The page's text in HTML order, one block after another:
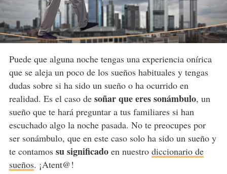
Puede que alguna noche tengas una experiencia onírica
que se aleja un poco de los sueños habituales y tengas
dudas sobre si ha sido un sueño o ha ocurrido en
realidad. Es el caso de soñar que eres sonámbulo, un
sueño que te hará preguntar a tus familiares si han
escuchado algo la noche pasada. No te preocupes por
ser sonámbulo, que en este caso solo ha sido un sueño y
te contamos su significadoen nuestro diccionario de
sueños. ¡Atent@!